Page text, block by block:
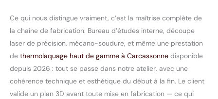
Ce qui nous distingue vraiment, c’est la maîtrise complète de
la chaîne de fabrication. Bureau d’études interne, découpe
laser de précision, mécano-soudure, et même une prestation
de thermolaquage haut de gamme à Carcassonne disponible
depuis 2026 : tout se passe dans notre atelier, avec une
cohérence technique et esthétique du début à la fin. Le client
valide un plan 3D avant toute mise en fabrication — ce qui